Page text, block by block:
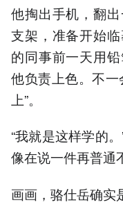
他掏出手机，翻
支架，准备开始
的同事前一天用
他负责上色。不
上”。
“我就是这样学的
像在说一件再普通
画画，骆仕岳确实